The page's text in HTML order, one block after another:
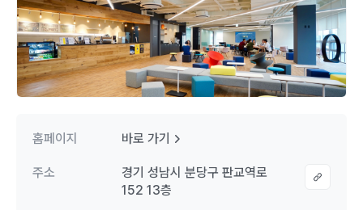
홈페이지 바로 가기
주소
경기 성남시 분당구 판교역로
152 13층